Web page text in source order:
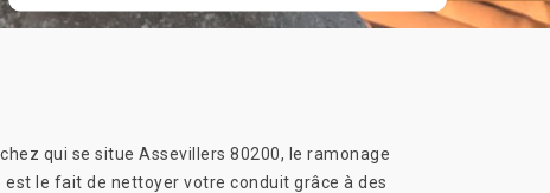
qui se situe Assevillers 80200, le ramonage
est le fait de nettoyer votre conduit grâce à des